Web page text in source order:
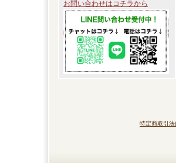
お問い合わせはコチラから
特定商取引